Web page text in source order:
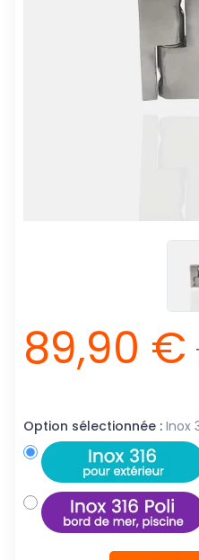
89,90 €
Option sélectionnée : Inox